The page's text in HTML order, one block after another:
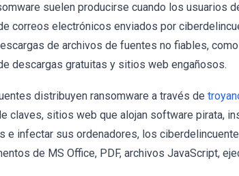
suelen producirse cuando los usuarios
correos electrónicos enviados por
de archivos de fuentes no fiables,
descargas gratuitas y sitios web engañosos.
distribuyen ransomware a través de
claves, sitios web que alojan software pirata,
e infectar sus ordenadores, los
de MS Office, PDF, archivos JavaScript,